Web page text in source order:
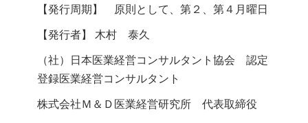
【発行周期】 原則として、第２、第４月曜日
【発行者】 木村 泰久
（社）日本医業経営コンサルタント協会 認定
登録医業経営コンサルタント
株式会社Ｍ＆Ｄ医業経営研究所 代表取締役